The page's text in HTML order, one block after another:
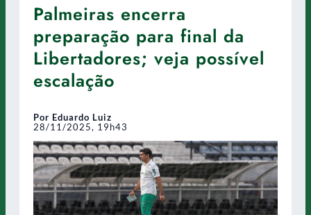
Palmeiras encerra
preparação para final da
Libertadores; veja possível
escalação
Por Eduardo Luiz
28/11/2025, 19h43